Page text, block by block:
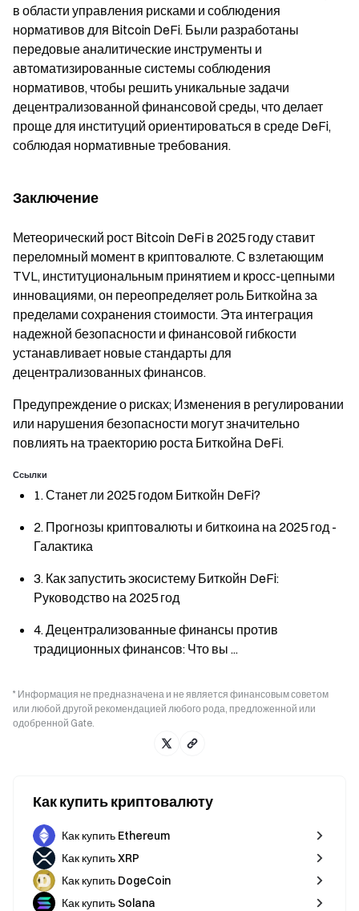
в области управления рисками и соблюдения
нормативов для Bitcoin DeFi. Были разработаны
передовые аналитические инструменты и
автоматизированные системы соблюдения
нормативов, чтобы решить уникальные задачи
децентрализованной финансовой среды, что делает
проще для институций ориентироваться в среде DeFi,
соблюдая нормативные требования.
Заключение
Метеорический рост Bitcoin DeFi в 2025 году ставит
переломный момент в криптовалюте. С взлетающим
TVL, институциональным принятием и кросс-цепными
инновациями, он переопределяет роль Биткойна за
пределами сохранения стоимости. Эта интеграция
надежной безопасности и финансовой гибкости
устанавливает новые стандарты для
децентрализованных финансов.
Предупреждение о рисках; Изменения в регулировании
или нарушения безопасности могут значительно
повлиять на траекторию роста Биткойна DeFi.
Ссылки
1. Станет ли 2025 годом Биткойн DeFi?
2. Прогнозы криптовалюты и биткоина на 2025 год -
Галактика
3. Как запустить экосистему Биткойн DeFi:
Руководство на 2025 год
4. Децентрализованные финансы против
традиционных финансов: Что вы ...
* Информация не предназначена и не является финансовым советом
или любой другой рекомендацией любого рода, предложенной или
одобренной Gate.
Как купить криптовалюту
Как купить Ethereum
Как купить XRP
Как купить DogeCoin
Как купить Solana